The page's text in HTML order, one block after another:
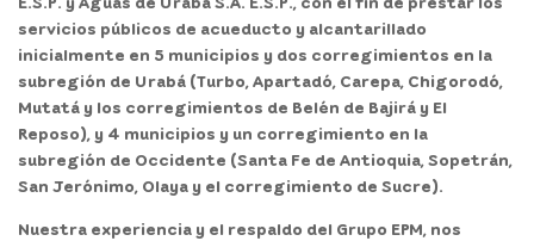
servicios públicos de acueducto y alcantarillado
inicialmente en 5 municipios y dos corregimientos en la
subregión de Urabá (Turbo, Apartadó, Carepa, Chigorodó,
Mutatá y los corregimientos de Belén de Bajirá y El
Reposo), y 4 municipios y un corregimiento en la
subregión de Occidente (Santa Fe de Antioquia, Sopetrán,
San Jerónimo, Olaya y el corregimiento de Sucre).
Nuestra experiencia y el respaldo del Grupo EPM, nos